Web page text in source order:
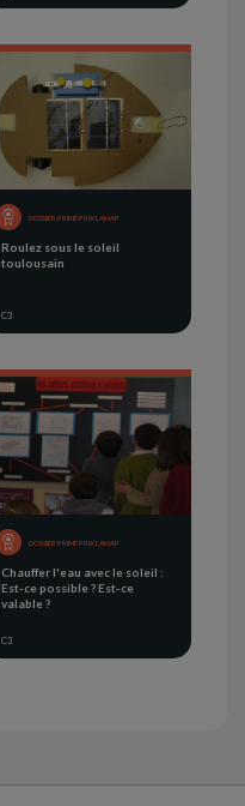
DOSSIER PRIMÉ PRIX LAMAP
Roulez sous le soleil
toulousain
C3
DOSSIER PRIMÉ PRIX LAMAP
Chauffer l'eau avec le soleil :
Est-ce possible ? Est-ce
valable ?
C3